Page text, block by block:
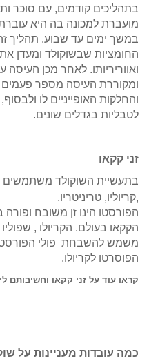
בתהליכים קודמים, עם סוכר
מועברת למכונה בה היא
במשך ימים עד שבוע. תהליך
החומציות שבשוקולד ומעדן
ואווריריותו. לאחר מכן
ומקוררת העיסה מספר
והחלקות האופייניים לו
לטבליות בגדלים שונים.
זני קקאו
בתעשיית השוקולד משתמשים
,קריוליו, טריניטריו.
הקקאו בעולם. הקריולו ,
משמש להשבחת פולי הפורסטו .
הפוסרטו לקריולו.
קראו עוד על זני קקאו וחשיבותם
כמה עובדות מעניינות על